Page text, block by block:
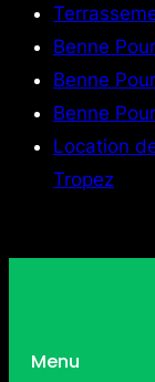
Benne
Benne
Benne
Location
Tropez
Menu